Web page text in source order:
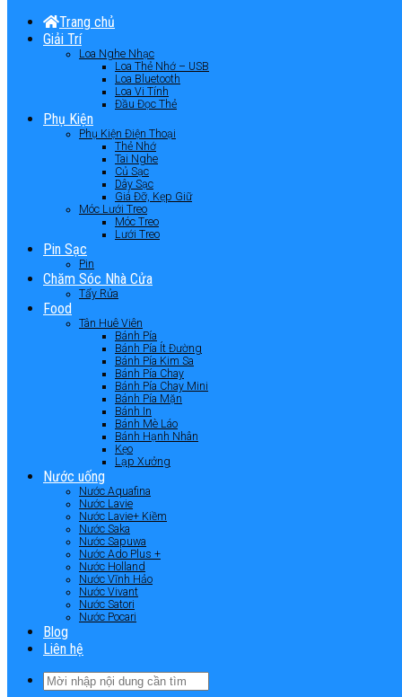
Trang chủ
Giải Trí
Loa Nghe Nhạc
Loa Thẻ Nhớ – USB
Loa Bluetooth
Loa Vi Tính
Đầu Đọc Thẻ
Phụ Kiện
Phụ Kiện Điện Thoại
Thẻ Nhớ
Tai Nghe
Củ Sạc
Dây Sạc
Giá Đỡ, Kẹp Giữ
Móc Lưới Treo
Móc Treo
Lưới Treo
Pin Sạc
Pin
Chăm Sóc Nhà Cửa
Tẩy Rửa
Food
Tân Huê Viên
Bánh Pía
Bánh Pía Ít Đường
Bánh Pía Kim Sa
Bánh Pía Chay
Bánh Pía Chay Mini
Bánh Pía Mặn
Bánh In
Bánh Mè Láo
Bánh Hạnh Nhân
Kẹo
Lạp Xưởng
Nước uống
Nước Aquafina
Nước Lavie
Nước Lavie+ Kiềm
Nước Saka
Nước Sapuwa
Nước Ado Plus +
Nước Holland
Nước Vĩnh Hảo
Nước Vivant
Nước Satori
Nước Pocari
Blog
Liên hệ